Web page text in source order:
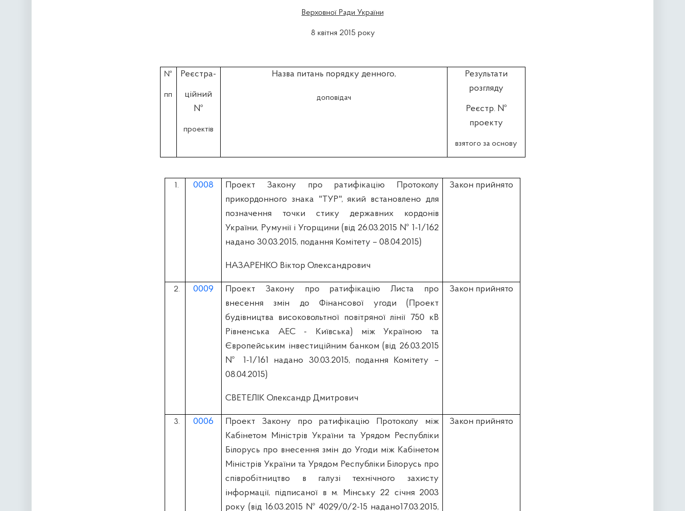
Верховної Ради України
8 квiтня 2015 року
№
пп
Реєстра-
ційний
№
проектів
Назва питань порядку денного,
доповідач
Результати
розгляду
Реєстр. №
проекту
взятого за основу
1. 0008
Проект Закону про ратифікацію Протоколу
прикордонного знака "ТУР", який встановлено для
позначення точки стику державних кордонів
України, Румунії і Угорщини (вiд 26.03.2015 № 1-1/162
надано 30.03.2015, подання Комітету – 08.04.2015)
НАЗАРЕНКО Віктор Олександрович
Закон прийнято
2. 0009
Проект Закону про ратифікацію Листа про
внесення змін до Фінансової угоди (Проект
будівництва високовольтної повітряної лінії 750 кВ
Рівненська АЕС - Київська) між Україною та
Європейським інвестиційним банком (вiд 26.03.2015
№ 1-1/161 надано 30.03.2015, подання Комітету –
08.04.2015)
СВЕТЕЛІК Олександр Дмитрович
Закон прийнято
3. 0006
Проект Закону про ратифікацію Протоколу між
Кабінетом Міністрів України та Урядом Республіки
Білорусь про внесення змін до Угоди між Кабінетом
Міністрів України та Урядом Республіки Білорусь про
співробітництво в галузі технічного захисту
інформації, підписаної в м. Мінську 22 січня 2003
року (вiд 16.03.2015 № 4029/0/2-15 надано17.03.2015,
Закон прийнято